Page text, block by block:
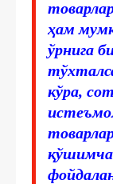
ҳам
ўрнига
кўра,